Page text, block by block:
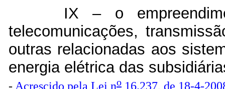
IX – o
telecomunicações,
outras relacionadas aos
energia elétrica das
- Acrescido pela Lei no 16.237, de 18-4-